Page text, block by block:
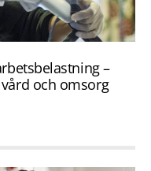
–
och omsorg